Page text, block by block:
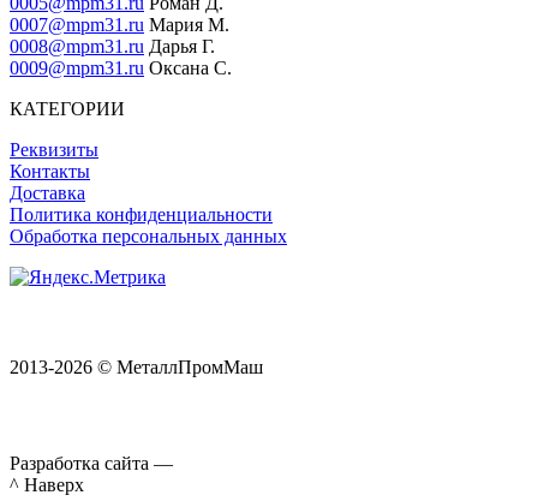
0007@mpm31.ru Мария М.
0008@mpm31.ru Дарья Г.
0009@mpm31.ru Оксана С.
КАТЕГОРИИ
Реквизиты
Контакты
Доставка
Политика конфиденциальности
Обработка персональных данных
2013-2026 © МеталлПромМаш
Разработка сайта —
^ Наверх